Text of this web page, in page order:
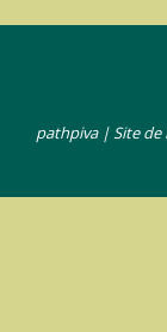
pathpiva | Site de